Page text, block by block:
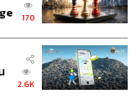
170
2.6K